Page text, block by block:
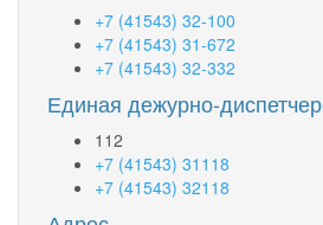
+7 (41543) 32-100
+7 (41543) 31-672
+7 (41543) 32-332
Единая дежурно-
112
+7 (41543) 31118
+7 (41543) 32118